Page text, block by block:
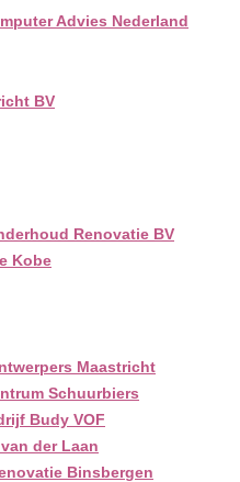
Advies Nederland
BV
Renovatie BV
Kobe
Maastricht
Schuurbiers
Budy VOF
der Laan
Binsbergen